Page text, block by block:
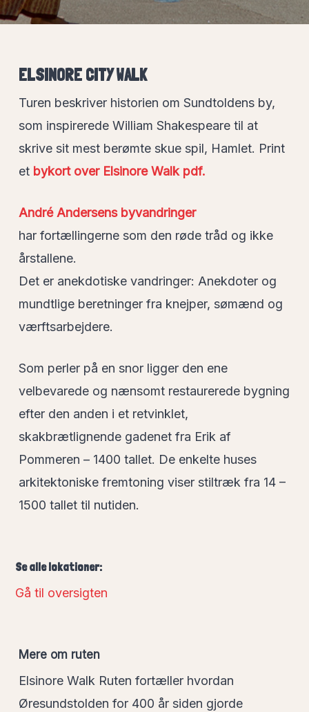
ELSINORE CITY WALK
Turen beskriver historien om Sundtoldens by,
som inspirerede William Shakespeare til at
skrive sit mest berømte skue spil, Hamlet. Print
et bykort over Elsinore Walk pdf.
André Andersens byvandringer
har fortællingerne som den røde tråd og ikke
årstallene.
Det er anekdotiske vandringer: Anekdoter og
mundtlige beretninger fra knejper, sømænd og
værftsarbejdere.
Som perler på en snor ligger den ene
velbevarede og nænsomt restaurerede bygning
efter den anden i et retvinklet,
skakbrætlignende gadenet fra Erik af
Pommeren – 1400 tallet. De enkelte huses
arkitektoniske fremtoning viser stiltræk fra 14 –
1500 tallet til nutiden.
Se alle lokationer:
Gå til oversigten
Mere om ruten
Elsinore Walk Ruten fortæller hvordan
Øresundstolden for 400 år siden gjorde